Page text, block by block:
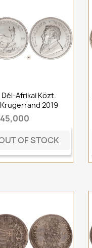
Dél-Afrikai Közt.
Krugerrand 2019
OF STOCK